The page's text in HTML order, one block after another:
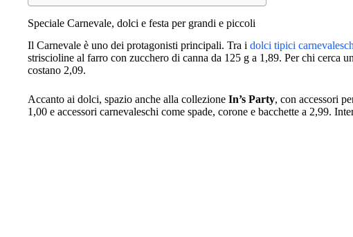
Speciale Carnevale, dolci e festa per grandi e piccoli
Il Carnevale è uno dei protagonisti principali. Tra i dolci tipici
striscioline al farro con zucchero di canna da 125 g a 1,89. Per chi cerca
costano 2,09.
Accanto ai dolci, spazio anche alla collezione In’s Party, con accessori
1,00 e accessori carnevaleschi come spade, corone e bacchette a 2,99.